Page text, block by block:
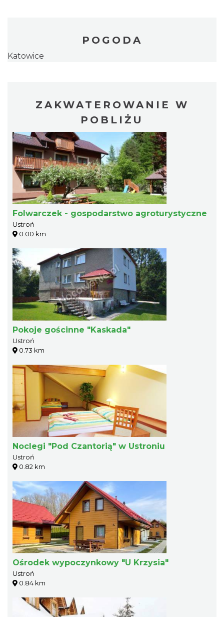
POGODA
Katowice
ZAKWATEROWANIE W
POBLIŻU
Folwarczek - gospodarstwo agroturystyczne
Ustroń
0.00 km
Pokoje gościnne "Kaskada"
Ustroń
0.73 km
Noclegi "Pod Czantorią" w Ustroniu
Ustroń
0.82 km
Ośrodek wypoczynkowy "U Krzysia"
Ustroń
0.84 km